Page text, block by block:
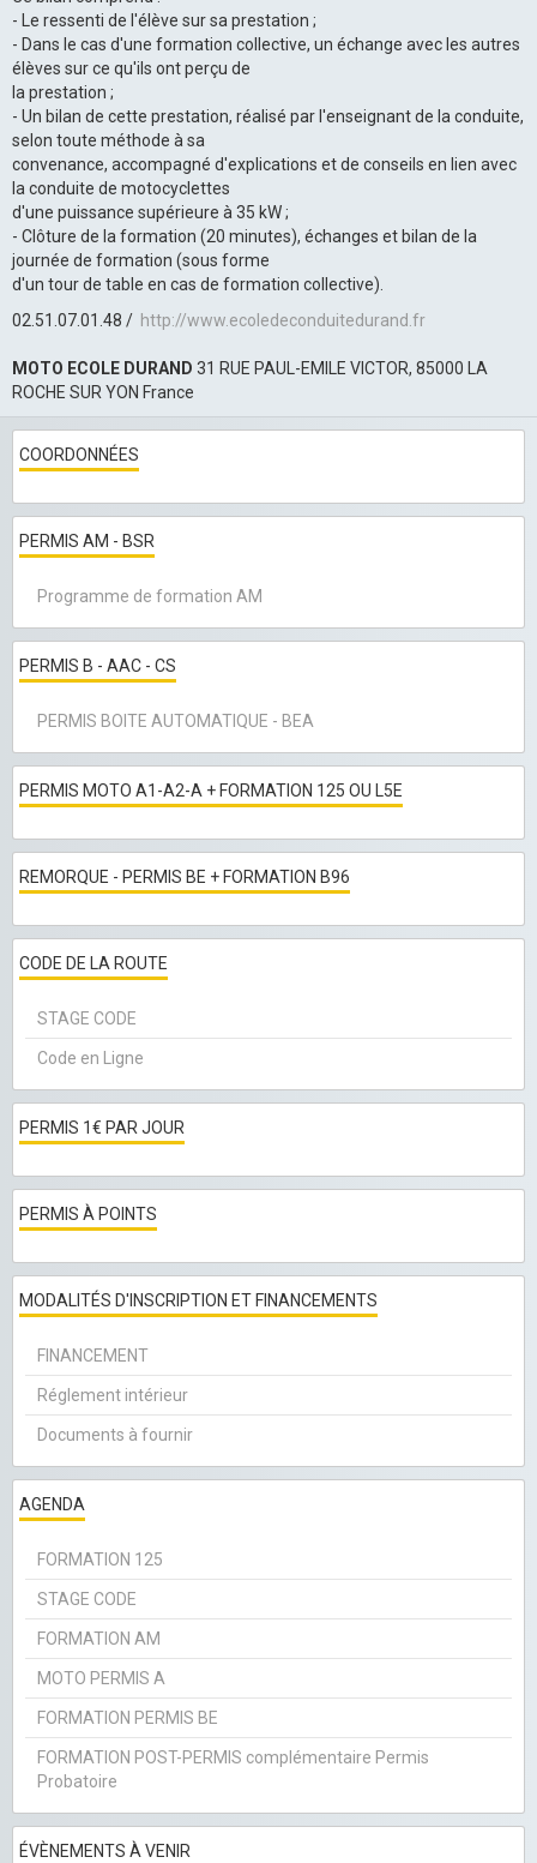
- Le ressenti de l'élève sur sa prestation ;
- Dans le cas d'une formation collective, un échange avec les autres
élèves sur ce qu'ils ont perçu de
la prestation ;
- Un bilan de cette prestation, réalisé par l'enseignant de la conduite,
selon toute méthode à sa
convenance, accompagné d'explications et de conseils en lien avec
la conduite de motocyclettes
d'une puissance supérieure à 35 kW ;
- Clôture de la formation (20 minutes), échanges et bilan de la
journée de formation (sous forme
d'un tour de table en cas de formation collective).
02.51.07.01.48
http://www.ecoledeconduitedurand.fr
MOTO ECOLE DURAND 31 RUE PAUL-EMILE VICTOR, 85000 LA
ROCHE SUR YON France
COORDONNÉES
PERMIS AM - BSR
Programme de formation AM
PERMIS B - AAC - CS
PERMIS BOITE AUTOMATIQUE - BEA
PERMIS MOTO A1-A2-A + FORMATION 125 OU L5E
REMORQUE - PERMIS BE + FORMATION B96
CODE DE LA ROUTE
STAGE CODE
Code en Ligne
PERMIS 1€ PAR JOUR
PERMIS À POINTS
MODALITÉS D'INSCRIPTION ET FINANCEMENTS
FINANCEMENT
Réglement intérieur
Documents à fournir
AGENDA
FORMATION 125
STAGE CODE
FORMATION AM
MOTO PERMIS A
FORMATION PERMIS BE
FORMATION POST-PERMIS complémentaire Permis
Probatoire
ÉVÈNEMENTS À VENIR